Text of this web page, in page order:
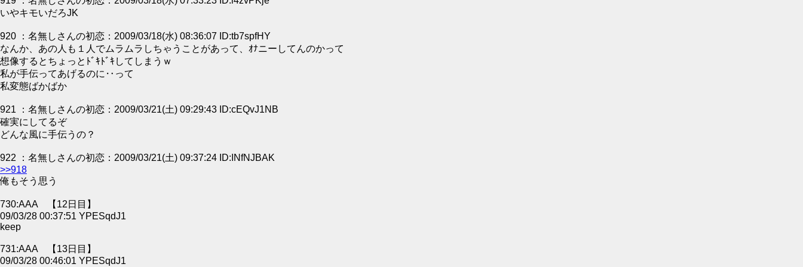
いやキモいだろJK
920 ：名無しさんの初恋：2009/03/18(水) 08:36:07 ID:tb7spfHY
なんか、あの人も１人でムラムラしちゃうことがあって、ｵﾅニーしてんのかって
想像するとちょっとﾄﾞｷﾄﾞｷしてしまうｗ
私が手伝ってあげるのに‥って
私変態ばかばか
921 ：名無しさんの初恋：2009/03/21(土) 09:29:43 ID:cEQvJ1NB
確実にしてるぞ
どんな風に手伝うの？
922 ：名無しさんの初恋：2009/03/21(土) 09:37:24 ID:INfNJBAK
>>918
俺もそう思う
730:AAA 【12日目】
09/03/28 00:37:51 YPESqdJ1
keep
731:AAA 【13日目】
09/03/28 00:46:01 YPESqdJ1